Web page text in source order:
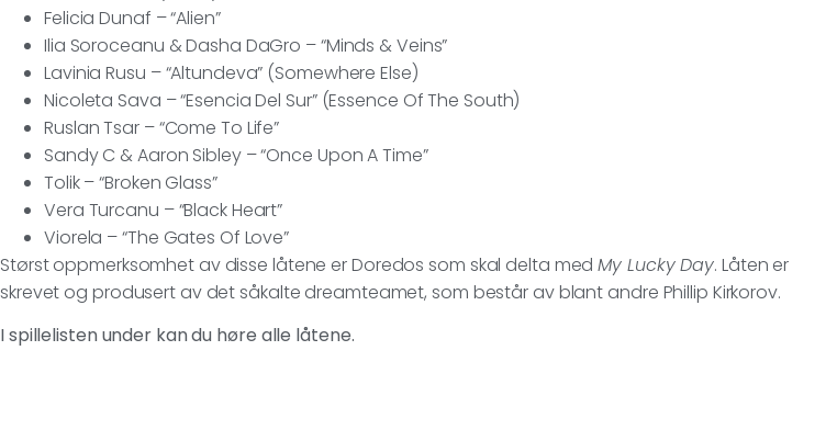
Felicia Dunaf – “Alien”
Ilia Soroceanu & Dasha DaGro – “Minds & Veins”
Lavinia Rusu – “Altundeva” (Somewhere Else)
Nicoleta Sava – “Esencia Del Sur” (Essence Of The South)
Ruslan Tsar – “Come To Life”
Sandy C & Aaron Sibley – “Once Upon A Time”
Tolik – “Broken Glass”
Vera Turcanu – “Black Heart”
Viorela – “The Gates Of Love”
Størst oppmerksomhet av disse låtene er Doredos som skal delta medMy Lucky Day. Låten er
skrevet og produsert av det såkalte dreamteamet, som består av blant andre Phillip Kirkorov.
I spillelisten under kan du høre alle låtene.